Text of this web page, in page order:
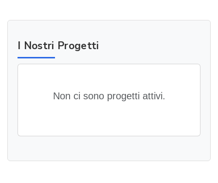
I Nostri Progetti
Non ci sono progetti attivi.